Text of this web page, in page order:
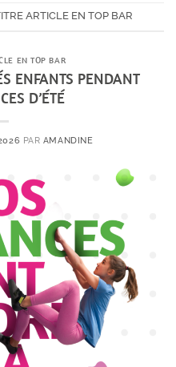
ARTICLE EN TOP BAR
EN TOP BAR
ENFANTS PENDANT
D’ÉTÉ
PAR AMANDINE